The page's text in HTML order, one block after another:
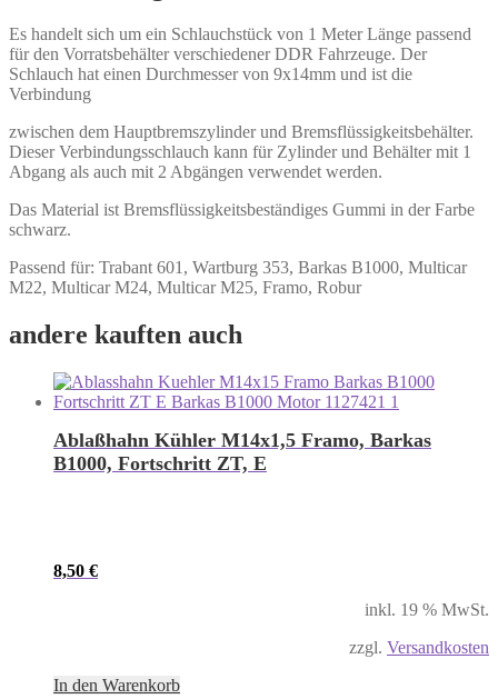
Es handelt sich um ein Schlauchstück von 1 Meter Länge passend
für den Vorratsbehälter verschiedener DDR Fahrzeuge. Der
Schlauch hat einen Durchmesser von 9x14mm und ist die
Verbindung
zwischen dem Hauptbremszylinder und Bremsflüssigkeitsbehälter.
Dieser Verbindungsschlauch kann für Zylinder und Behälter mit 1
Abgang als auch mit 2 Abgängen verwendet werden.
Das Material ist Bremsflüssigkeitsbeständiges Gummi in der Farbe
schwarz.
Passend für: Trabant 601, Wartburg 353, Barkas B1000, Multicar
M22, Multicar M24, Multicar M25, Framo, Robur
andere kauften auch
Ablaßhahn Kühler M14x1,5 Framo, Barkas
B1000, Fortschritt ZT, E
8,50 €
inkl. 19 % MwSt.
zzgl. Versandkosten
In den Warenkorb